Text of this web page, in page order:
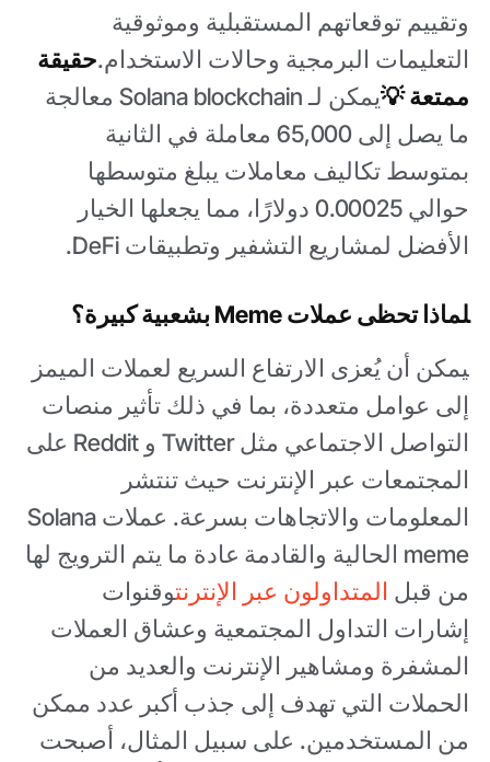
وتقييم توقعاتهم المستقبلية وموثوقية
التعليمات البرمجية وحالات الاستخدام.حقيقة
ممتعة 💡
يمكن لـ Solana blockchain معالجة
ما يصل إلى 65,000 معاملة في الثانية
بمتوسط تكاليف معاملات يبلغ متوسطها
حوالي 0.00025 دولارًا، مما يجعلها الخيار
الأفضل لمشاريع التشفير وتطبيقات DeFi.
لماذا تحظى عملات Meme بشعبية كبيرة؟
يمكن أن يُعزى الارتفاع السريع لعملات الميمز
إلى عوامل متعددة، بما في ذلك تأثير منصات
التواصل الاجتماعي مثل Twitter و Reddit على
المجتمعات عبر الإنترنت حيث تنتشر
المعلومات والاتجاهات بسرعة. عملات Solana
meme الحالية والقادمة
عادة ما يتم الترويج لها
من قبل المتداولون عبر الإنترنتوقنوات
إشارات التداول المجتمعية وعشاق العملات
المشفرة ومشاهير الإنترنت والعديد من
الحملات التي تهدف إلى جذب أكبر عدد ممكن
من المستخدمين. على سبيل المثال، أصبحت